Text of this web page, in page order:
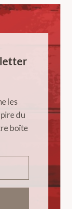
les
du
boîte